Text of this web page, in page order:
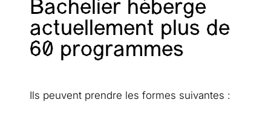
Bachelier héberge
actuellement plus de
60 programmes
Ils peuvent prendre les formes suivantes :